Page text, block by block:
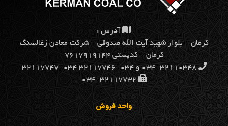
آدرس :
كرمان – بلوار شهيد آيت الله صدوقي – شركت معادن زغالسنگ
كرمان – کدپستی ۷۶۱۷۹۱۹۱۴۴
۰۳۴-۳۲۱۱۰۳۴۸ و ۰۳۴-۳۲۱۱۷۷۴۶ ۰۳۴-۳۲۱۱۷۷۴۷
۰۳۴-۳۲۱۱۷۷۳۲
واحد فروش